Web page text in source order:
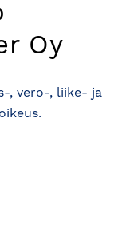
Oy
, vero-, liike- ja